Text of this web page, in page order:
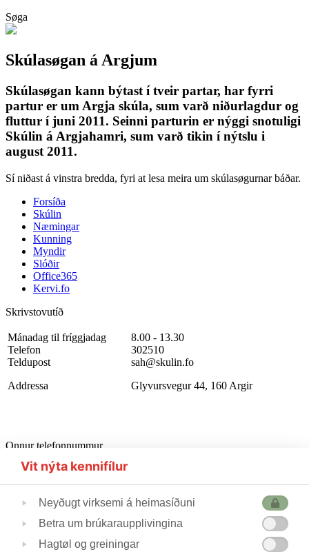
Søga
Skúlasøgan á Argjum
Skúlasøgan kann býtast í tveir partar, har fyrri
partur er um Argja skúla, sum varð niðurlagdur og
fluttur í juni 2011. Seinni parturin er nýggi snotuligi
Skúlin á Argjahamri, sum varð tikin í nýtslu i
august 2011.
Sí niðast á vinstra bredda, fyri at lesa meira um skúlasøgurnar báðar.
Forsíða
Skúlin
Næmingar
Kunning
Myndir
Slóðir
Office365
Kervi.fo
Skrivstovutíð
Mánadag til fríggjadag
Telefon
Teldupost
Addressa
8.00 - 13.30
302510
sah@skulin.fo
Glyvursvegur 44, 160 Argir
Onnur telefonnummur
Starvsfólkarúm
Førleikastovan
Heilsufrøðingur
302510
222445
562355
Varaskúlastjórin
227244 / 223690
Vit nýta kennifílur
Neyðugt virksemi á heimasíðuni
Betra um brúkaraupplivingina
Hagtøl og greiningar